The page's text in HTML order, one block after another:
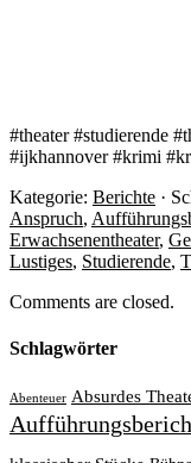
#theater #studierende
#ijkhannover #krimi
Kategorie: Berichte ·
Anspruch,
Erwachsenentheater,
Lustiges, Studierende,
Comments are closed.
Schlagwörter
Abenteuer Absurdes